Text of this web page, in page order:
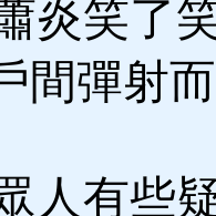
炎笑了
間彈射
人有些